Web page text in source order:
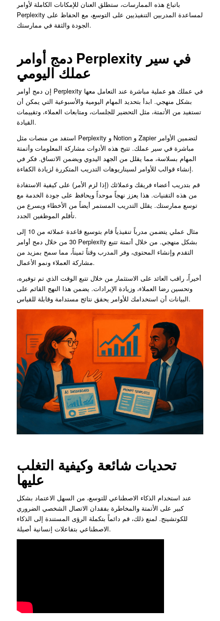
باتباع هذه الممارسات، ستطلق العنان للإمكانات الكاملة لأوامر
Perplexity لمساعدة المدربين التنفيذيين على التوسع، مع الحفاظ على
الجودة والثقة في ممارستك.
دمج أوامر Perplexity في سير
عملك اليومي
إن دمج أوامر Perplexity في عملك هو عملية مباشرة عند التعامل معها
بشكل منهجي. ابدأ بتحديد المهام اليومية والأسبوعية التي يمكن أن
تستفيد من الأتمتة، مثل التحضير للجلسات، ومتابعات العملاء، وتقييمات
القيادة.
استفد من منصات مثل Perplexity و Notion و Zapier لتضمين الأوامر
مباشرة في سير عملك. تتيح هذه الأدوات مشاركة المعلومات وأتمتة
المهام بسلاسة، مما يقلل من الجهد اليدوي ويضمن الاتساق. فكر في
إنشاء قوالب للأوامر لسيناريوهات التدريب المتكررة لزيادة الكفاءة.
قم بتدريب أعضاء فريقك وعملائك (إذا لزم الأمر) على كيفية الاستفادة
من هذه التقنيات. هذا يعزز نهجاً موحداً ويحافظ على جودة الخدمة مع
توسع ممارستك. يقلل التدريب المستمر أيضاً من الأخطاء ويسرع من
تأقلم الموظفين الجدد.
مثال عملي يتضمن مدرباً تنفيذياً قام بتوسيع قاعدة عملائه من 10 إلى
30 من خلال دمج أوامر Perplexity بشكل منهجي. من خلال أتمتة تتبع
التقدم وإنشاء المحتوى، وفر المدرب وقتاً ثميناً، مما سمح بمزيد من
مشاركة العملاء ونمو الأعمال.
أخيراً، راقب العائد على الاستثمار من خلال تتبع الوقت الذي تم توفيره،
وتحسين رضا العملاء، وزيادة الإيرادات. يضمن هذا النهج القائم على
البيانات أن استخدامك للأوامر يحقق نتائج مستدامة وقابلة للقياس.
تحديات شائعة وكيفية التغلب
عليها
عند استخدام الذكاء الاصطناعي للتوسع، من السهل الاعتماد بشكل
كبير على الأتمتة والمخاطرة بفقدان الاتصال الشخصي الضروري
للكوتشينج. لمنع ذلك، قم دائماً بتكملة الرؤى المستندة إلى الذكاء
الاصطناعي بتفاعلات إنسانية أصيلة.